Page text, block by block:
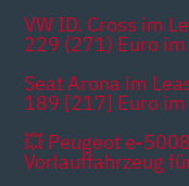
VW ID. Cross im
229 (271) Euro
Seat Arona im
189 [217] Euro
💥 Peugeot e-
Vorlauffahrzeug